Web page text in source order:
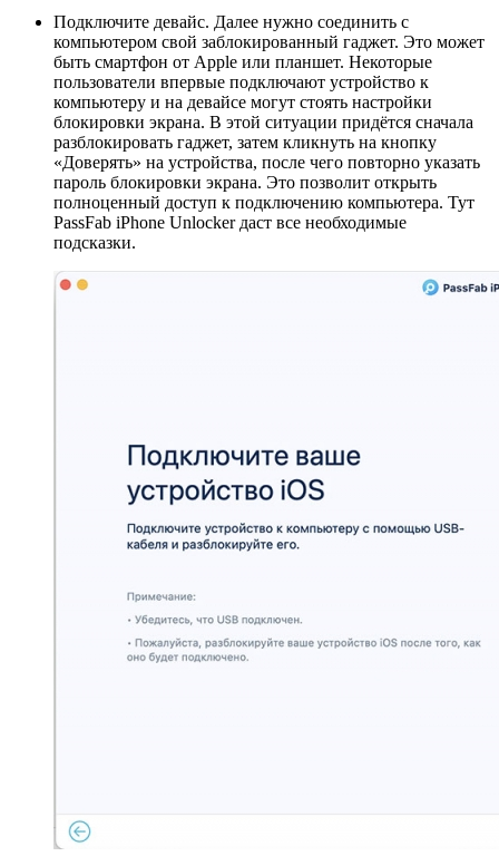
Подключите девайс. Далее нужно соединить с
компьютером свой заблокированный гаджет. Это может
быть смартфон от Apple или планшет. Некоторые
пользователи впервые подключают устройство к
компьютеру и на девайсе могут стоять настройки
блокировки экрана. В этой ситуации придётся сначала
разблокировать гаджет, затем кликнуть на кнопку
«Доверять» на устройства, после чего повторно указать
пароль блокировки экрана. Это позволит открыть
полноценный доступ к подключению компьютера. Тут
PassFab iPhone Unlocker даст все необходимые
подсказки.